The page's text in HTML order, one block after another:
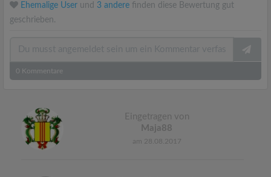
Ehemalige User und 3 andere finden diese Bewertung gut
geschrieben.
0 Kommentare
Eingetragen von
Maja88
am 28.08.2017